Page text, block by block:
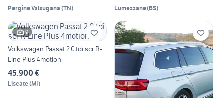
Pergine Valsugana (TN) Lumezzane(BS)
9
Volkswagen Passat 2.0 tdi scr R-
Line Plus 4motion
45.900 €
Liscate(MI)